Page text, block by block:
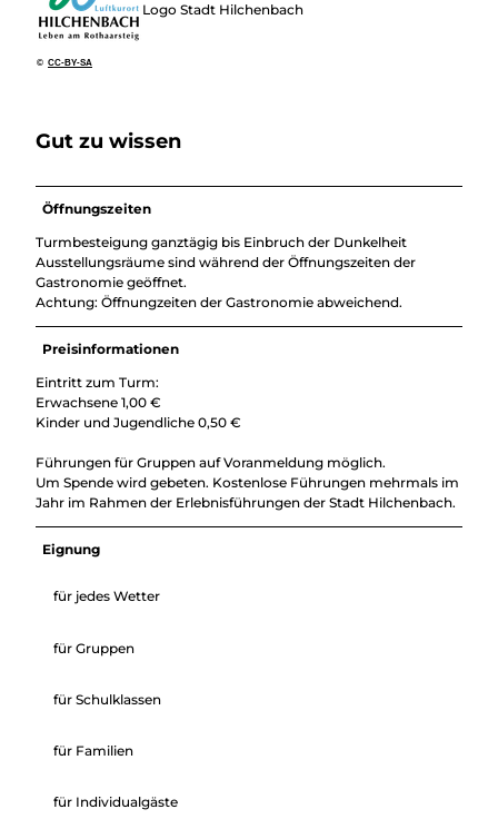
© CC-BY-SA
Logo Stadt Hilchenbach
Gut zu wissen
Öffnungszeiten
Turmbesteigung ganztägig bis Einbruch der Dunkelheit
Ausstellungsräume sind während der Öffnungszeiten der
Gastronomie geöffnet.
Achtung: Öffnungzeiten der Gastronomie abweichend.
Preisinformationen
Eintritt zum Turm:
Erwachsene 1,00 €
Kinder und Jugendliche 0,50 €
Führungen für Gruppen auf Voranmeldung möglich.
Um Spende wird gebeten. Kostenlose Führungen mehrmals im
Jahr im Rahmen der Erlebnisführungen der Stadt Hilchenbach.
Eignung
für jedes Wetter
für Gruppen
für Schulklassen
für Familien
für Individualgäste